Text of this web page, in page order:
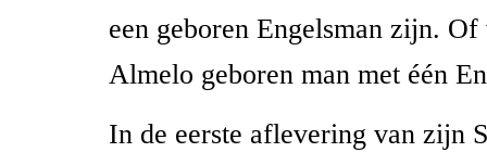
een geboren Engelsman zijn.
Almelo geboren man met één
In de eerste aflevering van zijn